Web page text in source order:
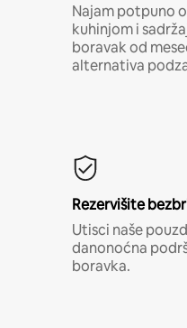
Najam potpuno
kuhinjom i
boravak od
alternativa
Rezervišite
Utisci naše
danonoćna
boravka.